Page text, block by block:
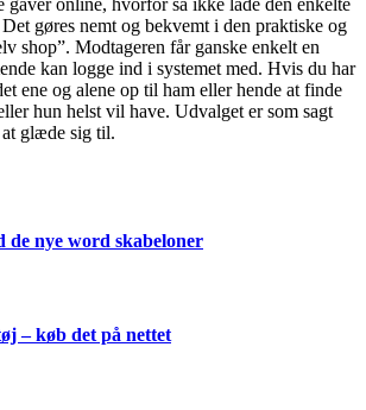
online, hvorfor så ikke lade den enkelte
gøres nemt og bekvemt i den praktiske og
shop”. Modtageren får ganske enkelt en
kan logge ind i systemet med. Hvis du har
ene og alene op til ham eller hende at finde
hun helst vil have. Udvalget er som sagt
at glæde sig til.
de nye word skabeloner
– køb det på nettet